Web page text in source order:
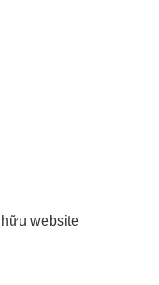
website